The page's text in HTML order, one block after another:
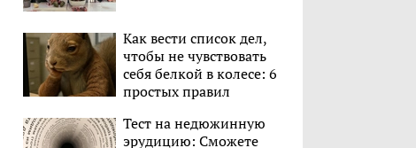
Как вести список дел,
чтобы не чувствовать
себя белкой в колесе: 6
простых правил
Тест на недюжинную
эрудицию: Сможете